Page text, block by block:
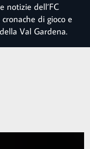
notizie dell’FC
di gioco e
Val Gardena.